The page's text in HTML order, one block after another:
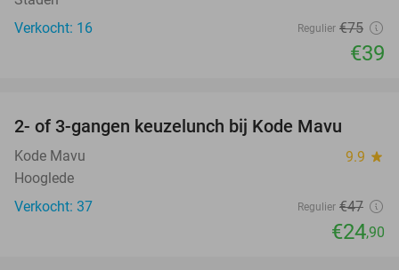
Verkocht: 16
Regulier €75
€39
2- of 3-gangen keuzelunch bij Kode Mavu
Kode Mavu 9.9 star
Hooglede
Verkocht: 37
Regulier €47
€24,90